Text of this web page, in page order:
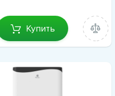
Купить